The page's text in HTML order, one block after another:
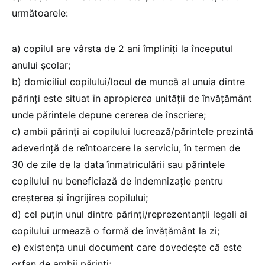
următoarele:
a) copilul are vârsta de 2 ani împliniți la începutul
anului școlar;
b) domiciliul copilului/locul de muncă al unuia dintre
părinți este situat în apropierea unității de învățământ
unde părintele depune cererea de înscriere;
c) ambii părinți ai copilului lucrează/părintele prezintă
adeverință de reîntoarcere la serviciu, în termen de
30 de zile de la data înmatriculării sau părintele
copilului nu beneficiază de indemnizație pentru
creșterea și îngrijirea copilului;
d) cel puțin unul dintre părinți/reprezentanții legali ai
copilului urmează o formă de învățământ la zi;
e) existența unui document care dovedește că este